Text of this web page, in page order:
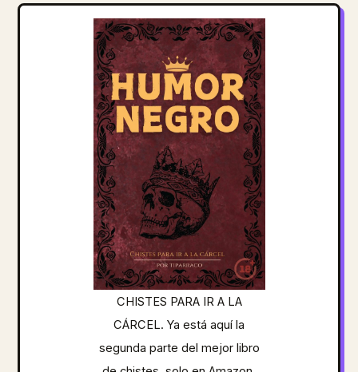
CHISTES PARA IR A LA
CÁRCEL. Ya está aquí la
segunda parte del mejor libro